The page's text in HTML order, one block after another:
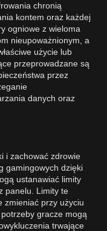
chronią
kontem oraz każdej
ogniowe z wieloma
nieupoważnionym, a
użycie lub
przeprowadzane są
przez
danych oraz
i zachować zdrowie
gamingowych dzięki
ustanawiać limity
panelu. Limity te
zmieniać przy użyciu
gracze mogą
trwające